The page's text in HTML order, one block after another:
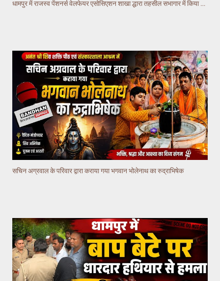
धामपुर में राजस्व पेंशनर्स वेलफेयर एसोसिएशन शाखा द्धारा तहसील सभागार में किया गया वैठक का आयोजन
सचिन अग्रवाल के परिवार द्वारा कराया गया भगवान भोलेनाथ का रुद्राभिषेक